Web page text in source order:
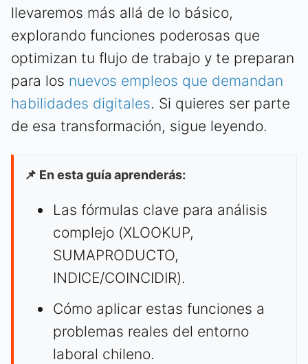
llevaremos más allá de lo básico,
explorando funciones poderosas que
optimizan tu flujo de trabajo y te preparan
para los nuevos empleos que demandan
habilidades digitales. Si quieres ser parte
de esa transformación, sigue leyendo.
📌 En esta guía aprenderás:
Las fórmulas clave para análisis
complejo (XLOOKUP,
SUMAPRODUCTO,
INDICE/COINCIDIR).
Cómo aplicar estas funciones a
problemas reales del entorno
laboral chileno.